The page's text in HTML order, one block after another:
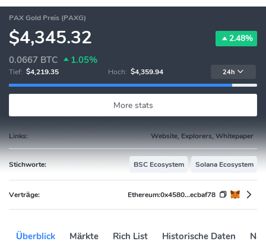
PAX Gold Preis (PAXG)
$4,345.32 2.48%
0.0667 BTC 1.05%
Tief: $4,219.35 Hoch: $4,359.94 24h
More stats
Links: Website, Explorers, Whitepaper
Stichworte: BSC Ecosystem Solana Ecosystem
Verträge: Ethereum:0x4580...ecbaf78
Überblick Märkte Rich List Historische Daten